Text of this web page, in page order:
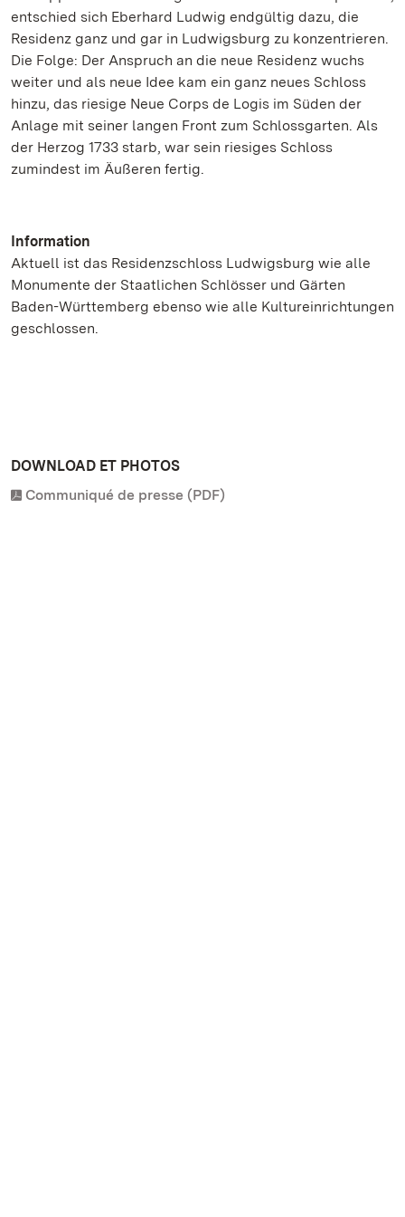
entschied sich Eberhard Ludwig endgültig dazu, die
Residenz ganz und gar in Ludwigsburg zu konzentrieren.
Die Folge: Der Anspruch an die neue Residenz wuchs
weiter und als neue Idee kam ein ganz neues Schloss
hinzu, das riesige Neue Corps de Logis im Süden der
Anlage mit seiner langen Front zum Schlossgarten. Als
der Herzog 1733 starb, war sein riesiges Schloss
zumindest im Äußeren fertig.
Information
Aktuell ist das Residenzschloss Ludwigsburg wie alle
Monumente der Staatlichen Schlösser und Gärten
Baden-Württemberg ebenso wie alle Kultureinrichtungen
geschlossen.
DOWNLOAD ET PHOTOS
Communiqué de presse (PDF)